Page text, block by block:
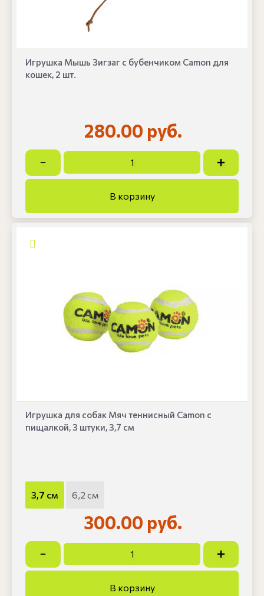
Игрушка Мышь Зигзаг с бубенчиком Camon для
кошек, 2 шт.
280.00 руб.
Игрушка для собак Мяч теннисный Camon с
пищалкой, 3 штуки, 3,7 см
3,7 см 6,2 см
300.00 руб.